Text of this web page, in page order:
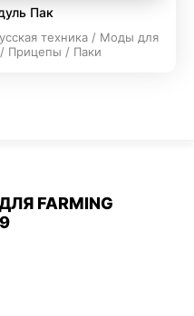
Пак
техника / Моды для
/ Прицепы / Паки
FARMING